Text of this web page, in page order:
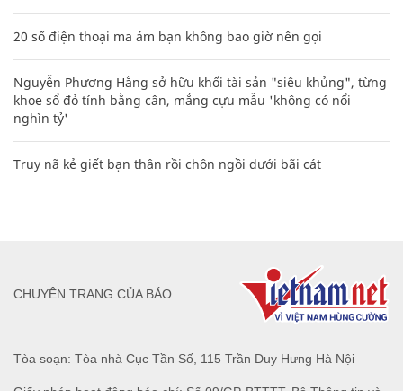
20 số điện thoại ma ám bạn không bao giờ nên gọi
Nguyễn Phương Hằng sở hữu khối tài sản "siêu khủng", từng
khoe sổ đỏ tính bằng cân, mắng cựu mẫu 'không có nổi
nghìn tỷ'
Truy nã kẻ giết bạn thân rồi chôn ngồi dưới bãi cát
Tòa soạn: Tòa nhà Cục Tần Số, 115 Trần Duy Hưng Hà Nội
CHUYÊN TRANG CỦA BÁO